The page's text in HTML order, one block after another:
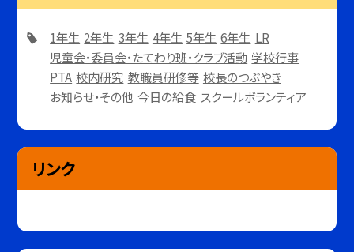
1年生 2年生 3年生 4年生 5年生 6年生 LR
児童会・委員会・たてわり班・クラブ活動 学校行事
PTA 校内研究 教職員研修等 校長のつぶやき
お知らせ・その他 今日の給食 スクールボランティア
リンク